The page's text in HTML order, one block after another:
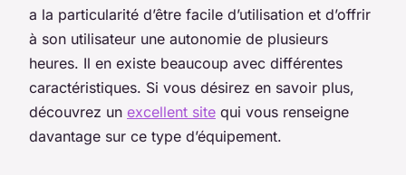
a la particularité d’être facile d’utilisation et d’offrir
à son utilisateur une autonomie de plusieurs
heures. Il en existe beaucoup avec différentes
caractéristiques. Si vous désirez en savoir plus,
découvrez un excellent site qui vous renseigne
davantage sur ce type d’équipement.